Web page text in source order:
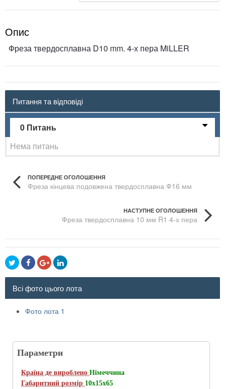
Опис
Фреза твердосплавна D10 mm. 4-х пера MiLLER
Питання та відповіді
0 Питань
Нема питань
ПОПЕРЕДНЕ ОГОЛОШЕННЯ
Фреза кінцева подовжена твердосплавна Ф16 мм
НАСТУПНЕ ОГОЛОШЕННЯ
Фреза твердосплавна 10 мм R1 4-х пера
Всі фото цього лота
Фото лота 1
Параметри
Країна де вироблено Німеччина
Габаритний розмір 10х15х65